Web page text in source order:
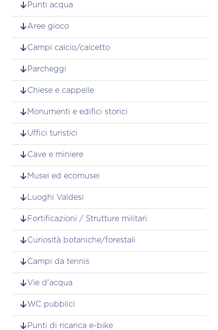
Punti acqua
Aree gioco
Campi calcio/calcetto
Parcheggi
Chiese e cappelle
Monumenti e edifici storici
Uffici turistici
Cave e miniere
Musei ed ecomusei
Luoghi Valdesi
Fortificazioni / Strutture militari
Curiosità botaniche/forestali
Campi da tennis
Vie d'acqua
WC pubblici
Punti di ricarica e-bike